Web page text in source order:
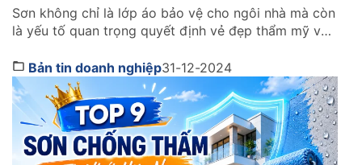
Sơn không chỉ là lớp áo bảo vệ cho ngôi nhà mà còn
là yếu tố quan trọng quyết định vẻ đẹp thẩm mỹ và
dạng với vô vàn thương hiệu, việc lựa chọn loại sơn
tốt cũng khiến nhiều người tiêu dùng băn […]
Bản tin doanh nghiệp31-12-2024